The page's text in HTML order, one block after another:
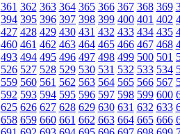
361 362 363 364 365 366 367 368 369
394 395 396 397 398 399 400 401 402
427 428 429 430 431 432 433 434 435
460 461 462 463 464 465 466 467 468
493 494 495 496 497 498 499 500 501
526 527 528 529 530 531 532 533 534
559 560 561 562 563 564 565 566 567
592 593 594 595 596 597 598 599 600
625 626 627 628 629 630 631 632 633
658 659 660 661 662 663 664 665 666